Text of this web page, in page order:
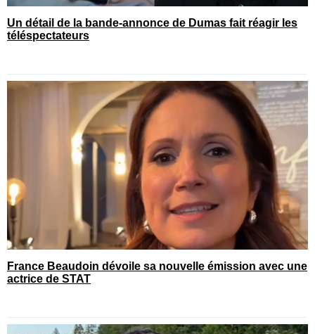
Un détail de la bande-annonce de Dumas fait réagir les
téléspectateurs
France Beaudoin dévoile sa nouvelle émission avec une
actrice de STAT